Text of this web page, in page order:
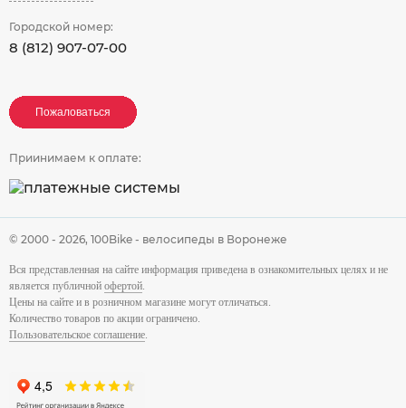
Городской номер:
8 (812) 907-07-00
Пожаловаться
Пожаловаться
Пожаловаться
Приинимаем к оплате:
© 2000 - 2026, 100Bike - велосипеды в Воронеже
Вся представленная на сайте информация приведена в ознакомительных целях и не
является публичной офертой.
Цены на сайте и в розничном магазине могут отличаться.
Количество товаров по акции ограничено.
Пользовательское соглашение.